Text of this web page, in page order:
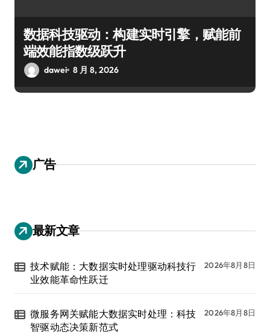
数据科技驱动：构建实时引擎，赋能前
端效能指数级跃升
dawei 8 月 8, 2026
广告
最新文章
技术赋能：大数据实时处理驱动科技行
业效能革命性跃迁
2026年8月8日
微服务网关赋能大数据实时处理：科技
智驱动态决策新范式
2026年8月8日